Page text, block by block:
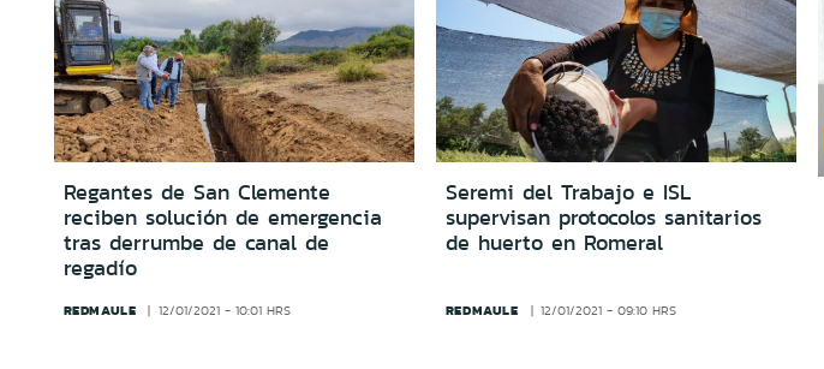
Regantes de San Clemente
reciben solución de emergencia
tras derrumbe de canal de
regadío
REDMAULE 12/01/2021 - 10:01 HRS
Seremi del Trabajo e ISL
supervisan protocolos sanitarios
de huerto en Romeral
REDMAULE 12/01/2021 - 09:10 HRS